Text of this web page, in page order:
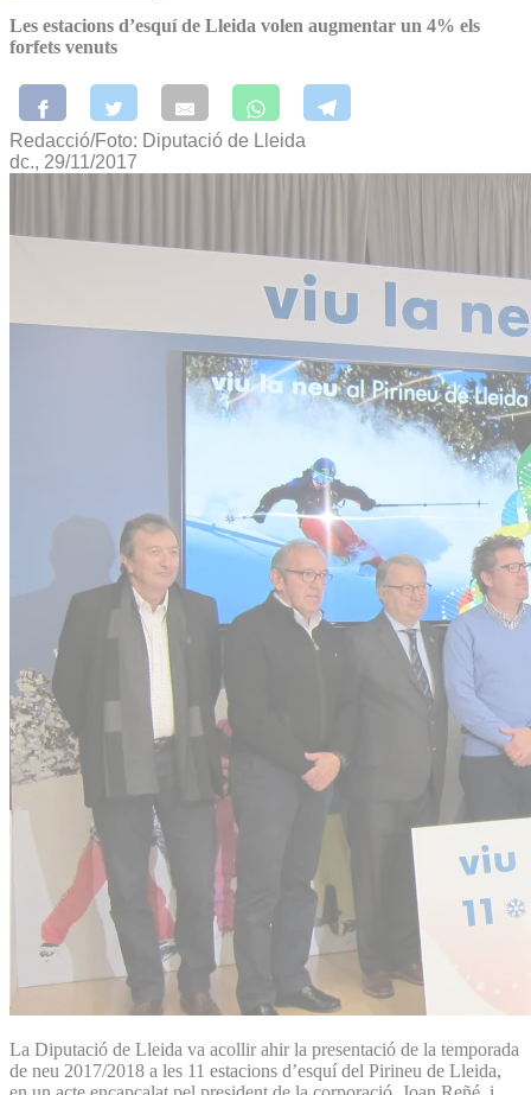
Les estacions d’esquí de Lleida volen augmentar un 4% els
forfets venuts
Redacció/Foto: Diputació de Lleida
dc., 29/11/2017
La Diputació de Lleida va acollir ahir la presentació de la temporada
de neu 2017/2018 a les 11 estacions d’esquí del Pirineu de Lleida,